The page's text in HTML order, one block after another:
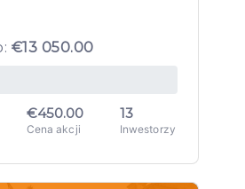
€13 050.00
€450.00
Cena akcji
13
Inwestorzy